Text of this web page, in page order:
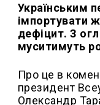
Українським
імпортувати
дефіцит. З
муситимуть
Про це в
президент
Олександр